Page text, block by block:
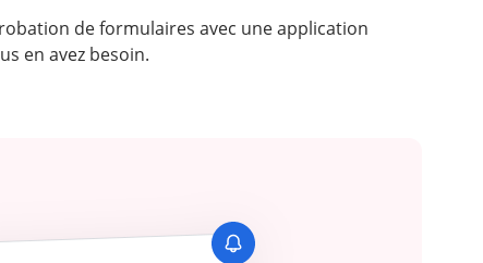
de formulaires avec une application
en avez besoin.